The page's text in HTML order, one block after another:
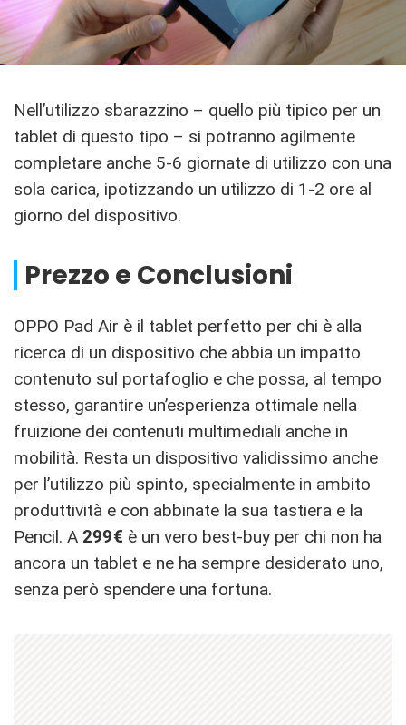
Nell’utilizzo sbarazzino – quello più tipico per un
tablet di questo tipo – si potranno agilmente
completare anche 5-6 giornate di utilizzo con una
sola carica, ipotizzando un utilizzo di 1-2 ore al
giorno del dispositivo.
Prezzo e Conclusioni
OPPO Pad Air è il tablet perfetto per chi è alla
ricerca di un dispositivo che abbia un impatto
contenuto sul portafoglio e che possa, al tempo
stesso, garantire un’esperienza ottimale nella
fruizione dei contenuti multimediali anche in
mobilità. Resta un dispositivo validissimo anche
per l’utilizzo più spinto, specialmente in ambito
produttività e con abbinate la sua tastiera e la
Pencil. A 299€ è un vero best-buy per chi non ha
ancora un tablet e ne ha sempre desiderato uno,
senza però spendere una fortuna.